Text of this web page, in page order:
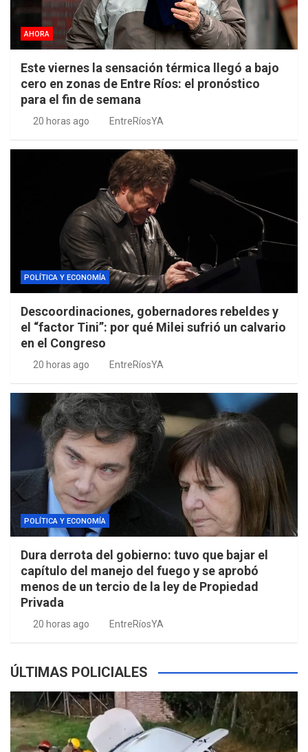
AHORA
Este viernes la sensación térmica llegó a bajo
cero en zonas de Entre Ríos: el pronóstico
para el fin de semana
20 horas ago EntreRíosYA
POLÍTICA Y ECONOMÍA
Descoordinaciones, gobernadores rebeldes y
el “factor Tini”: por qué Milei sufrió un calvario
en el Congreso
20 horas ago EntreRíosYA
POLÍTICA Y ECONOMÍA
Dura derrota del gobierno: tuvo que bajar el
capítulo del manejo del fuego y se aprobó
menos de un tercio de la ley de Propiedad
Privada
20 horas ago EntreRíosYA
ÚLTIMAS POLICIALES